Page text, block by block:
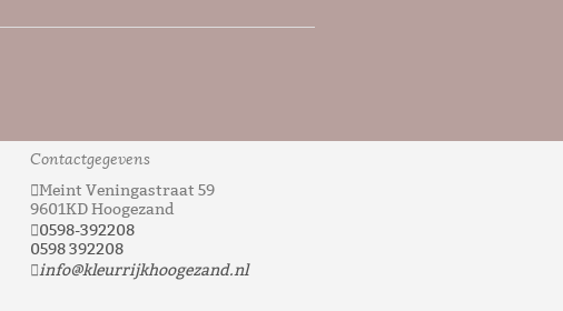
Contactgegevens
Meint Veningastraat 59
9601KD Hoogezand
0598-392208
0598 392208
info@kleurrijkhoogezand.nl